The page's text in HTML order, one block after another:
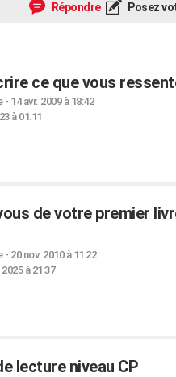
Répondre Posez
ce que vous
- 14 avr. 2009 à 18:42
à 01:11
de votre premier
- 20 nov. 2010 à 11:22
2025 à 21:37
lecture niveau CP